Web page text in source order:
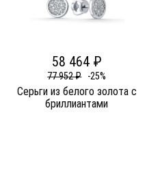
58 464 ₽
77 952 ₽ -25%
Серьги из белого золота c
бриллиантами